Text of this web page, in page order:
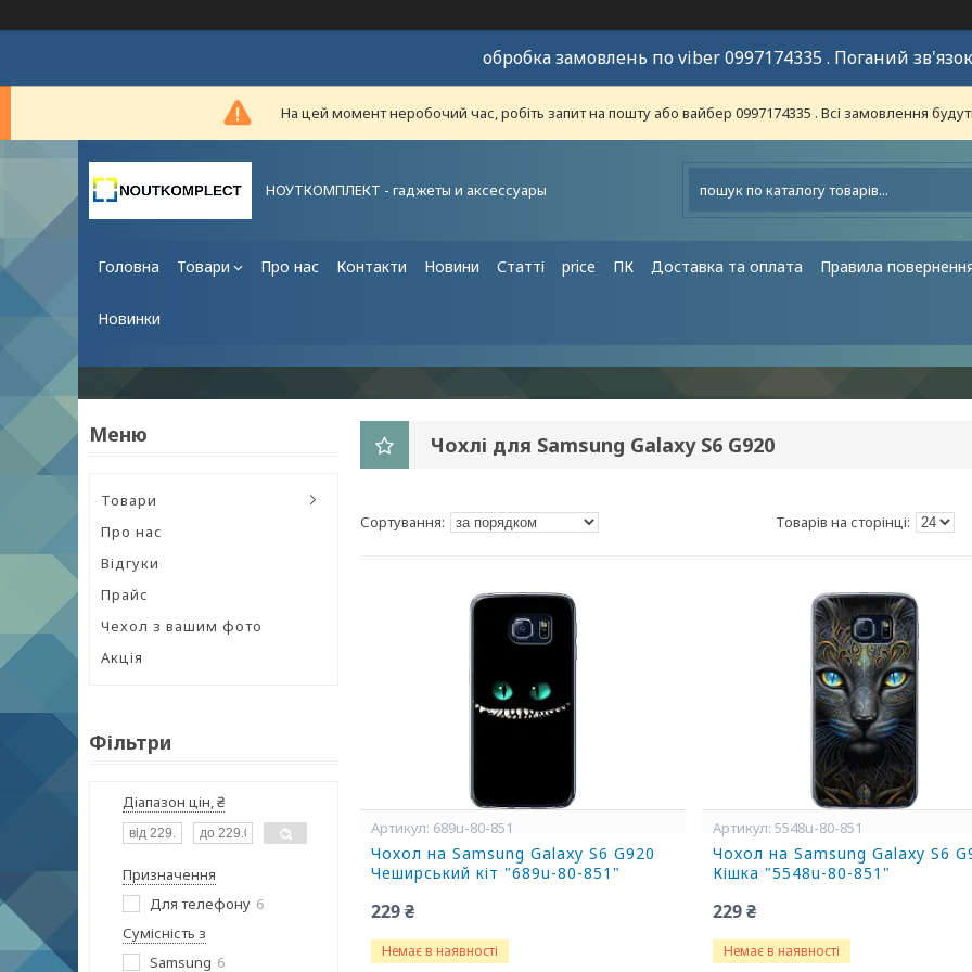
обробка замовлень по viber 0997174335 . Поганий
На цей момент неробочий час, робіть запит на пошту або вайбер 0997174335 . Всі замовлення
НОУТКОМПЛЕКТ - гаджеты и аксессуары
Головна Товари Про нас Контакти Новини Статті price ПК Доставка та оплата Правила
Новинки
Товари
Про нас
Відгуки
Прайс
Чехол з вашим фото
Акція
Фільтри
Діапазон цін, ₴
Призначення
Для телефону 6
Сумісність з
Samsung 6
Чохлі для Samsung Galaxy S6 G920
689u-80-851
Чохол на Samsung Galaxy S6 G920
Чеширський кіт "689u-80-851"
229 ₴
Немає в наявності
5548u-80-851
Чохол на Samsung Galaxy S6
Кішка "5548u-80-851"
229 ₴
Немає в наявності